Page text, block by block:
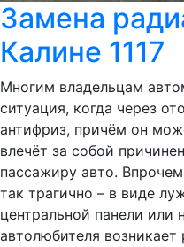
Замена
Калине 1117
Многим владельцам
ситуация, когда через
антифриз, причём он
влечёт за собой
пассажиру авто.
так трагично – в виде
центральной панели или
автолюбителя